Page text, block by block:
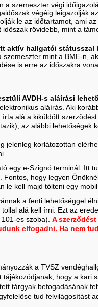
a szemeszter végi
végéig leigazolják
le az időtartamot, ami
rövidebb, mint a
aktív hallgatói státusszal
mint a BME-n,
is erre az időszakra
AVDH-s aláírási
aláírás. Aki
alá a kiküldött
az alábbi lehetőségek
jelenleg korlátozottan
egy e-Szignó terminál. Itt
hogy legyen
le kell majd tölteni egy mobil
a fenti lehetőséggel
alá kell írni. Ezt az
es szoba). A
elfogadni. Ha nem
a TVSZ
hogy a kari
tárgyak befogadásának
tud felvilágosítást